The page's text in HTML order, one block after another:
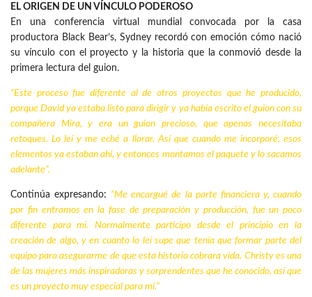
EL ORIGEN DE UN VÍNCULO PODEROSO
En una conferencia virtual mundial convocada por la casa
productora Black Bear’s, Sydney recordó con emoción cómo nació
su vínculo con el proyecto y la historia que la conmovió desde la
primera lectura del guion.
“Este proceso fue diferente al de otros proyectos que he producido,
porque David ya estaba listo para dirigir y ya había escrito el guion con su
compañera Mira, y era un guion precioso, que apenas necesitaba
retoques. Lo leí y me eché a llorar. Así que cuando me incorporé, esos
elementos ya estaban ahí, y entonces montamos el paquete y lo sacamos
adelante”.
Continúa expresando: “Me encargué de la parte financiera y, cuando
por fin entramos en la fase de preparación y producción, fue un poco
diferente para mí. Normalmente participo desde el principio en la
creación de algo, y en cuanto lo leí supe que tenía que formar parte del
equipo para asegurarme de que esta historia cobrara vida. Christy es una
de las mujeres más inspiradoras y sorprendentes que he conocido, así que
es un proyecto muy especial para mí.”